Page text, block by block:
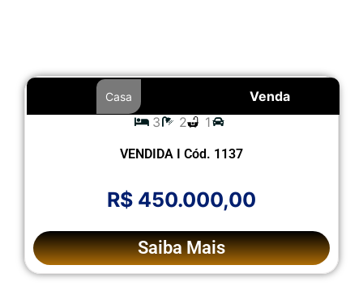
Venda
Casa
3 2 1
VENDIDA I Cód. 1137
R$ 450.000,00
Saiba Mais